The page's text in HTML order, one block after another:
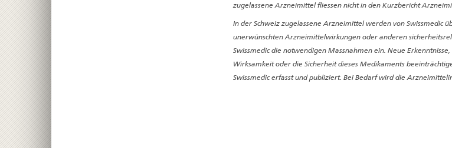
zugelassene Arzneimittel fliessen nicht in den Kurzbericht
In der Schweiz zugelassene Arzneimittel werden von Swissmedic
unerwünschten Arzneimittelwirkungen oder anderen
Swissmedic die notwendigen Massnahmen ein. Neue
Wirksamkeit oder die Sicherheit dieses Medikaments
Swissmedic erfasst und publiziert. Bei Bedarf wird die